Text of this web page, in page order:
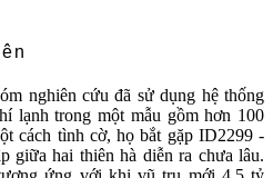
nghiên cứu đã sử dụng hệ thống
lạnh trong một mẫu gồm hơn 100
cách tình cờ, họ bắt gặp ID2299 -
giữa hai thiên hà diễn ra chưa lâu.